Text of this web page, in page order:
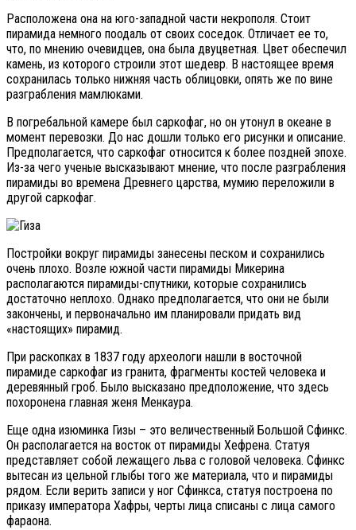
Расположена она на юго-западной части некрополя. Стоит
пирамида немного поодаль от своих соседок. Отличает ее то,
что, по мнению очевидцев, она была двуцветная. Цвет обеспечил
камень, из которого строили этот шедевр. В настоящее время
сохранилась только нижняя часть облицовки, опять же по вине
разграбления мамлюками.
В погребальной камере был саркофаг, но он утонул в океане в
момент перевозки. До нас дошли только его рисунки и описание.
Предполагается, что саркофаг относится к более поздней эпохе.
Из-за чего ученые высказывают мнение, что после разграбления
пирамиды во времена Древнего царства, мумию переложили в
другой саркофаг.
Постройки вокруг пирамиды занесены песком и сохранились
очень плохо. Возле южной части пирамиды Микерина
располагаются пирамиды-спутники, которые сохранились
достаточно неплохо. Однако предполагается, что они не были
закончены, и первоначально им планировали придать вид
«настоящих» пирамид.
При раскопках в 1837 году археологи нашли в восточной
пирамиде саркофаг из гранита, фрагменты костей человека и
деревянный гроб. Было высказано предположение, что здесь
похоронена главная женя Менкаура.
Еще одна изюминка Гизы – это величественный Большой Сфинкс.
Он располагается на восток от пирамиды Хефрена. Статуя
представляет собой лежащего льва с головой человека. Сфинкс
вытесан из цельной глыбы того же материала, что и пирамиды
рядом. Если верить записи у ног Сфинкса, статуя построена по
приказу императора Хафры, черты лица списаны с лица самого
фараона.